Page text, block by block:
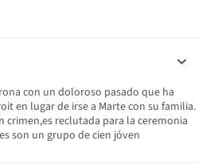
con un doloroso pasado que ha
en lugar de irse a Marte con su familia.
crimen,es reclutada para la ceremonia
son un grupo de cien jóven